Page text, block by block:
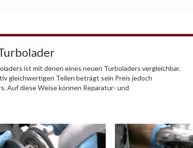
ist mit denen eines neuen Turboladers vergleichbar.
gleichwertigen Teilen beträgt sein Preis jedoch
Auf diese Weise können Reparatur- und